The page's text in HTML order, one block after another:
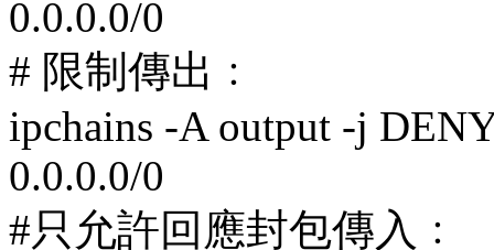
0.0.0.0/0
# 限制傳出﹕
ipchains -A output -j
0.0.0.0/0
#只允許回應封包傳入﹕